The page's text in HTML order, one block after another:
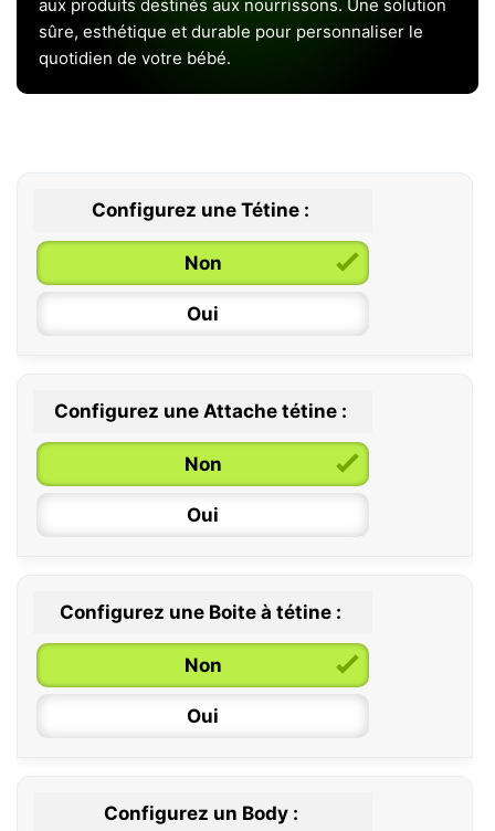
aux produits destinés aux nourrissons. Une solution
sûre, esthétique et durable pour personnaliser le
quotidien de votre bébé.
Configurez une Tétine :
Non
Oui
0 / 6 mois
6 / 36 mois
Configurez une Attache tétine :
Non
Oui
Configurez une Boite à tétine :
Non
Oui
Configurez un Body :